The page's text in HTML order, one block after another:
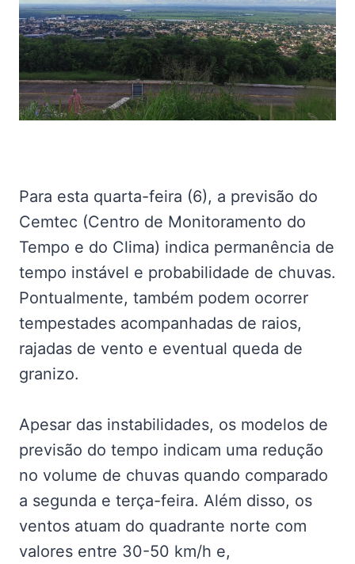
Para esta quarta-feira (6), a previsão do
Cemtec (Centro de Monitoramento do
Tempo e do Clima) indica permanência de
tempo instável e probabilidade de chuvas.
Pontualmente, também podem ocorrer
tempestades acompanhadas de raios,
rajadas de vento e eventual queda de
granizo.
Apesar das instabilidades, os modelos de
previsão do tempo indicam uma redução
no volume de chuvas quando comparado
a segunda e terça-feira. Além disso, os
ventos atuam do quadrante norte com
valores entre 30-50 km/h e,